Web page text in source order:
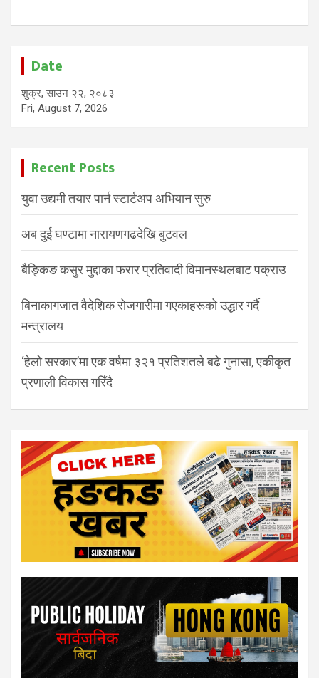
Date
शुक्र, साउन २२, २०८३
Fri, August 7, 2026
Recent Posts
युवा उद्यमी तयार पार्न स्टार्टअप अभियान सुरु
अब दुई घण्टामा नारायणगढदेखि बुटवल
बैङ्किङ कसुर मुद्दाका फरार प्रतिवादी विमानस्थलबाट पक्राउ
बिनाकागजात वैदेशिक रोजगारीमा गएकाहरूको उद्धार गर्दै
मन्त्रालय
‘हेलो सरकार’मा एक वर्षमा ३२१ प्रतिशतले बढे गुनासा, एकीकृत
प्रणाली विकास गरिँदै